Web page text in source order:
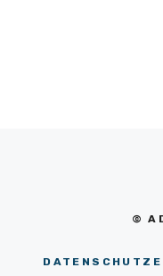
©